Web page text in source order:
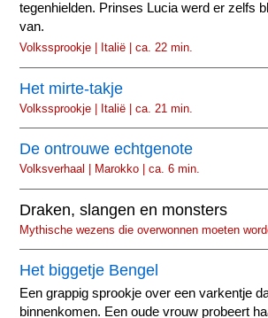
tegenhielden. Prinses Lucia werd er zelfs
van.
Volkssprookje | Italië | ca. 22 min.
Het mirte-takje
Volkssprookje | Italië | ca. 21 min.
De ontrouwe echtgenote
Volksverhaal | Marokko | ca. 6 min.
Draken, slangen en monsters
Mythische wezens die overwonnen moeten
Het biggetje Bengel
Een grappig sprookje over een varkentje
binnenkomen. Een oude vrouw probeert